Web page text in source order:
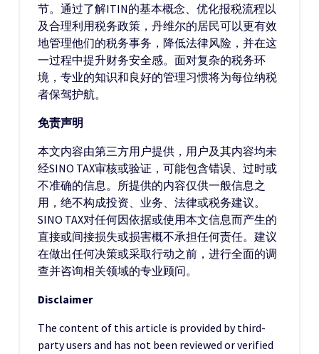
节。通过了解ITIN的基本概念、优化报税流程以
及合理利用税务政策，丹维尔的居民可以更有效
地管理他们的税务事务，降低法律风险，并在这
一过程中提升财务安全感。面对复杂的税务环
境，专业的知识和良好的管理习惯将为每位纳税
者保驾护航。
免责声明
本文内容由第三方用户提供，用户及其内容均未
经SINO TAX审核或验证，可能包含错误、过时或
不准确的信息。所提供的内容仅供一般信息之
用，绝不构成投资、业务、法律或税务建议。
SINO TAX对任何因依据或使用本文信息而产生的
直接或间接损失或损害概不承担任何责任。建议
在做出任何决策或采取行动之前，进行全面的调
查并咨询相关领域的专业顾问。
Disclaimer
The content of this article is provided by third-
party users and has not been reviewed or verified